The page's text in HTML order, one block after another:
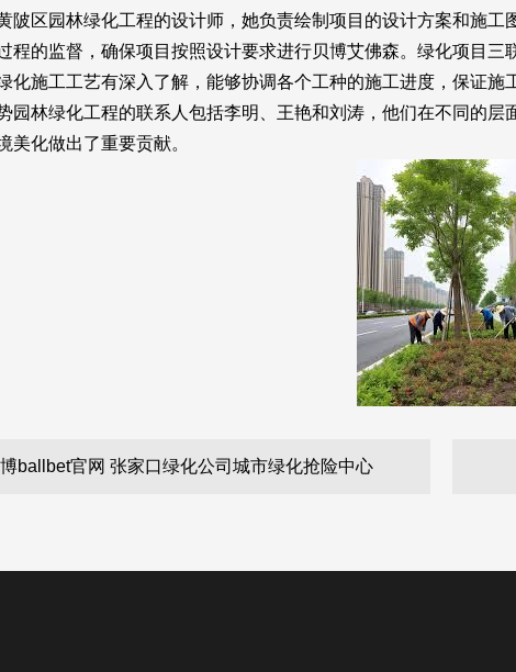
陂区园林绿化工程的设计师，她负责绘制项目的设计方案和施
程的监督，确保项目按照设计要求进行贝博艾佛森。绿化项目三
化施工工艺有深入了解，能够协调各个工种的施工进度，保证
园林绿化工程的联系人包括李明、王艳和刘涛，他们在不同的
美化做出了重要贡献。
博ballbet官网 张家口绿化公司城市绿化抢险中心